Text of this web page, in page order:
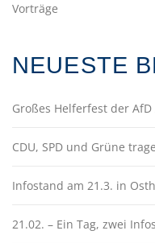
Vorträge
NEUESTE
Großes Helferfest der AfD
CDU, SPD und Grüne
Infostand am 21.3. in
21.02. – Ein Tag, zwei